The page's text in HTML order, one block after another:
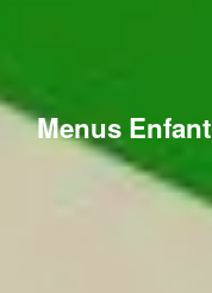
Menus Enfant